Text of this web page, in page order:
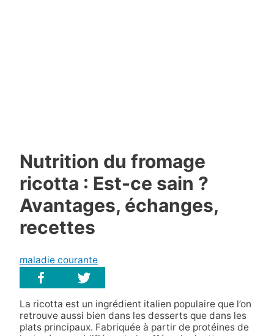
Nutrition du fromage
ricotta : Est-ce sain ?
Avantages, échanges,
recettes
maladie courante
La ricotta est un ingrédient italien populaire que l’on
retrouve aussi bien dans les desserts que dans les
plats principaux. Fabriquée à partir de protéines de